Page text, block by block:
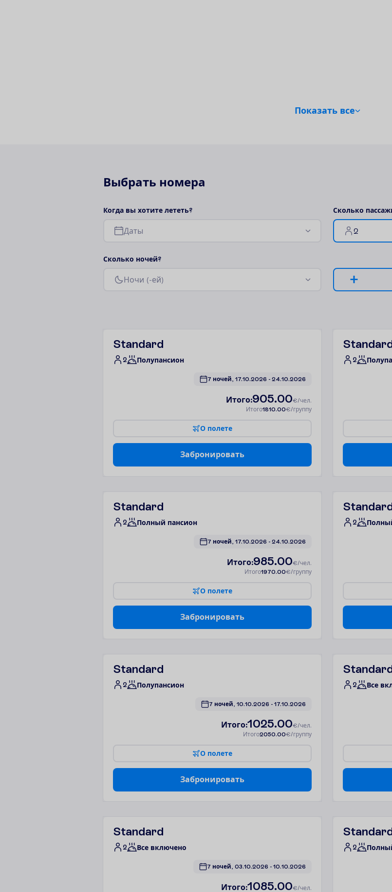
Показать все
Выбрать номера
Когда вы хотите лететь?
Даты
Сколько пассаж
2
Сколько ночей?
Ночи (-ей)
Standard
2 Полупансион
7 ночей, 17.10.2026 - 24.10.2026
Итого:905.00€/чел.
Итого1810.00€/группу
О полете
Забронировать
2
Standard
2 Полный пансион
7 ночей, 17.10.2026 - 24.10.2026
Итого:985.00€/чел.
Итого1970.00€/группу
О полете
Забронировать
2
Standard
2 Полупансион
7 ночей, 10.10.2026 - 17.10.2026
Итого:1025.00€/чел.
Итого2050.00€/группу
О полете
Забронировать
2 Все
Standard
2 Все включено
7 ночей, 03.10.2026 - 10.10.2026
Итого:1085.00€/чел.
2